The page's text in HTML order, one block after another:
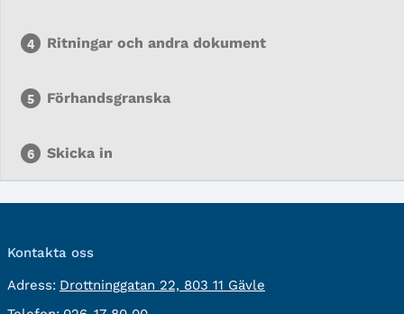
Ritningar och andra dokument
Förhandsgranska
Skicka in
Kontakta oss
Adress: besöksadress:
Drottninggatan 22, 803 11 Gävle